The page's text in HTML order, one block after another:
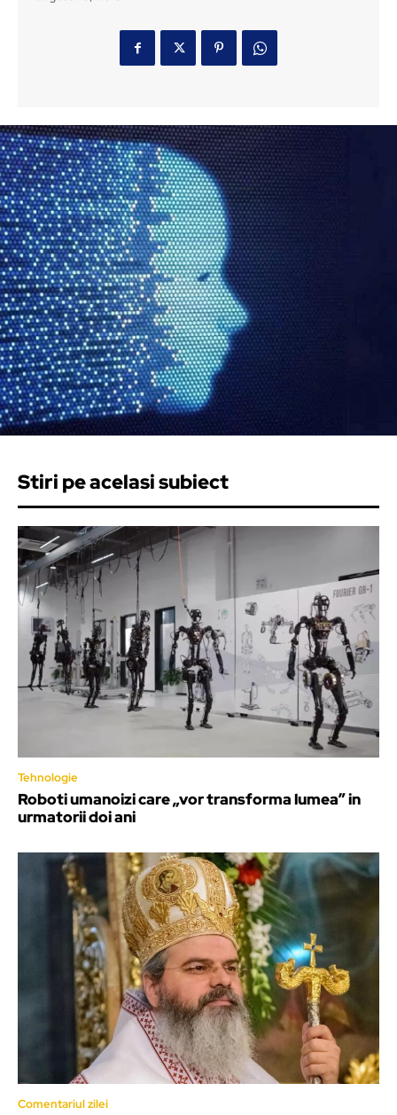
Stiri pe acelasi subiect
Tehnologie
Roboti umanoizi care „vor transforma lumea” in
urmatorii doi ani
Comentariul zilei